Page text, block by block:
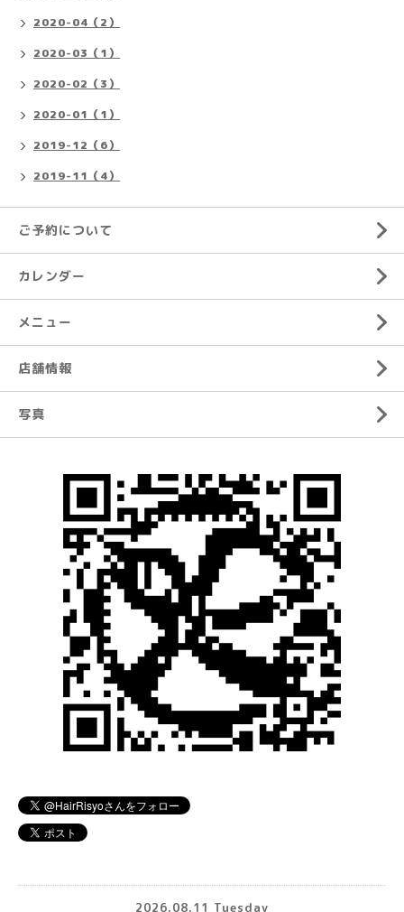
2020-04（2）
2020-03（1）
2020-02（3）
2020-01（1）
2019-12（6）
2019-11（4）
ご予約について
カレンダー
メニュー
店舗情報
写真
2026.08.11 Tuesday